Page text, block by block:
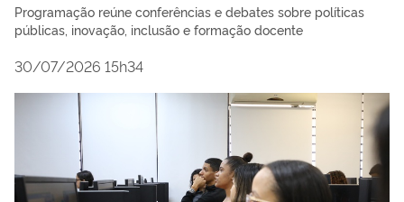
Programação reúne conferências e debates sobre políticas
públicas, inovação, inclusão e formação docente
30/07/2026 15h34